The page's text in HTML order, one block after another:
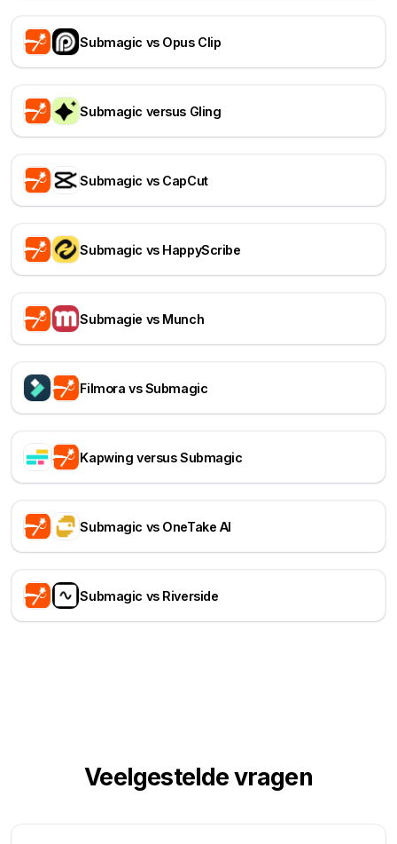
Submagic vs Opus Clip
Submagic versus Gling
Submagic vs CapCut
Submagic vs HappyScribe
Submagie vs Munch
Filmora vs Submagic
Kapwing versus Submagic
Submagic vs OneTake AI
Submagic vs Riverside
Veelgestelde vragen